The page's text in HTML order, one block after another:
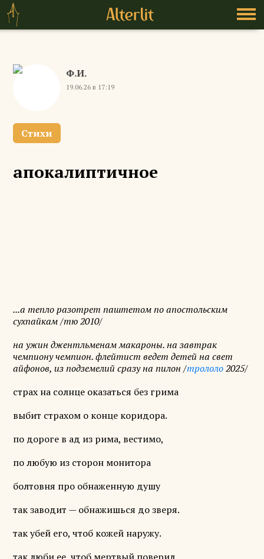
Ф.И.
19.06.26 в 17:19
Стихи
апокалиптичное
...а тепло разотрет паштетом по апостольским
сухпайкам /тю 2010/
на ужин джентльменам макароны. на завтрак
чемпиону чемпион. флейтист ведет детей на свет
айфонов, из подземелий сразу на пилон /трололо2025/
страх на солнце оказаться без грима
выбит страхом о конце коридора.
по дороге в ад из рима, вестимо,
по любую из сторон монитора
болтовня про обнаженную душу
так заводит — обнажишься до зверя.
так убей его, чтоб кожей наружу.